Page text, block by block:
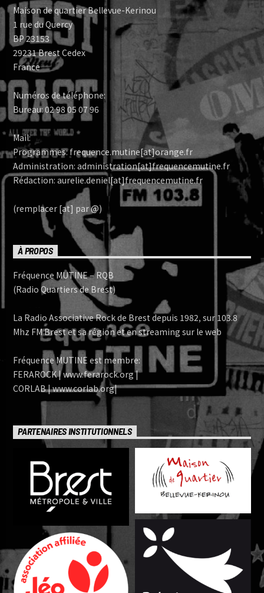
Maison de quartier Bellevue-Kerinou
1 rue du Quercy
BP 23153
29231 Brest Cedex
France
Numéros de téléphone:
Bureau: 02 98 05 07 96
Mail:
Programmes: frequence.mutine[at]orange.fr
Administration: administration[at]frequencemutine.fr
Rédaction: aurelie.deniel[at]frequencemutine.fr
(remplacer [at] par @)
À PROPOS
Fréquence MUTINE – RQB
(Radio Quartiers de Brest)
La Radio Associative Rock de Brest depuis 1982, sur 103.8
Mhz FM Brest et sa région et en streaming sur le web
Fréquence MUTINE est membre:
FERAROCK | www.ferarock.org |
CORLAB | www.corlab.org|
PARTENAIRES INSTITUTIONNELS